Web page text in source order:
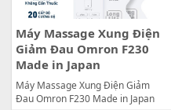
Máy Massage Xung Điện
Giảm Đau Omron F230
Made in Japan
Máy Massage Xung Điện Giảm
Đau Omron F230 Made in Japan